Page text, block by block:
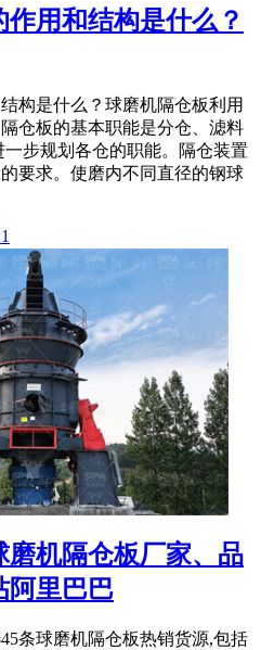
用和结构是什么？
构是什么？球磨机隔仓板利用
仓板的基本职能是分仓、滤料
步规划各仓的职能。隔仓装置
要求。使磨内不同直径的钢球
磨机隔仓板厂家、品
阿里巴巴
条球磨机隔仓板热销货源,包括